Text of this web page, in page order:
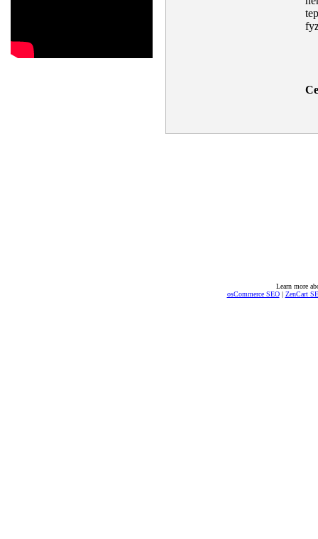
Learn more
osCommerce SEO| ZenCart